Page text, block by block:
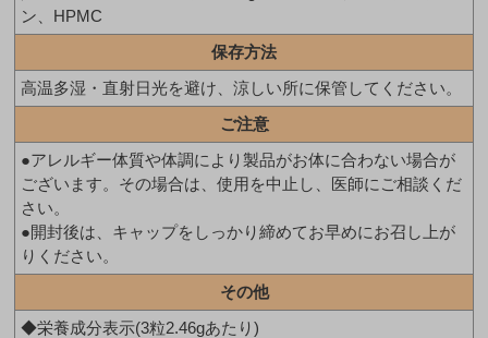
ン、HPMC
保存方法
高温多湿・直射日光を避け、涼しい所に保管してください。
ご注意
●アレルギー体質や体調により製品がお体に合わない場合が
ございます。その場合は、使用を中止し、医師にご相談くだ
さい。
●開封後は、キャップをしっかり締めてお早めにお召し上が
りください。
その他
◆栄養成分表示(3粒2.46gあたり)